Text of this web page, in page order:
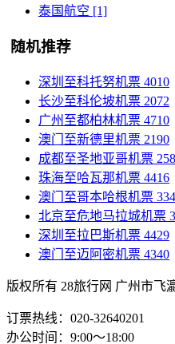
泰国航空 [1]
随机推荐
深圳至科托努机票 4010
长沙至科伦坡机票 2072
广州至都柏林机票 4710
澳门至新德里机票 2190
成都至圣地亚哥机票
珠海至哈瓦那机票 4416
澳门至哥本哈根机票
北京至危地马拉城机票
深圳至拉巴斯机票 4429
澳门至迈阿密机票 4340
版权所有 28旅行网 广州市飞
订票热线：020-32640201
办公时间：9:00～18:00